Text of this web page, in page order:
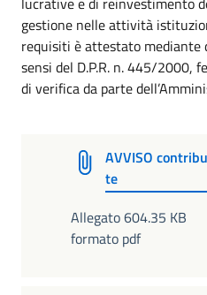
gestione nelle attività
requisiti è attestato
sensi del D.P.R. n. 445/2000,
di verifica da parte
AVVISO
te
Allegato 604.35 KB
formato pdf